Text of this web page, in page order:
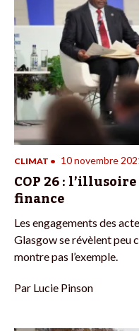
CLIMAT • 10 novembre
COP 26 :
finance
Les engagements des
Glasgow se révèlent peu
montre pas l’exemple.
Par Lucie Pinson